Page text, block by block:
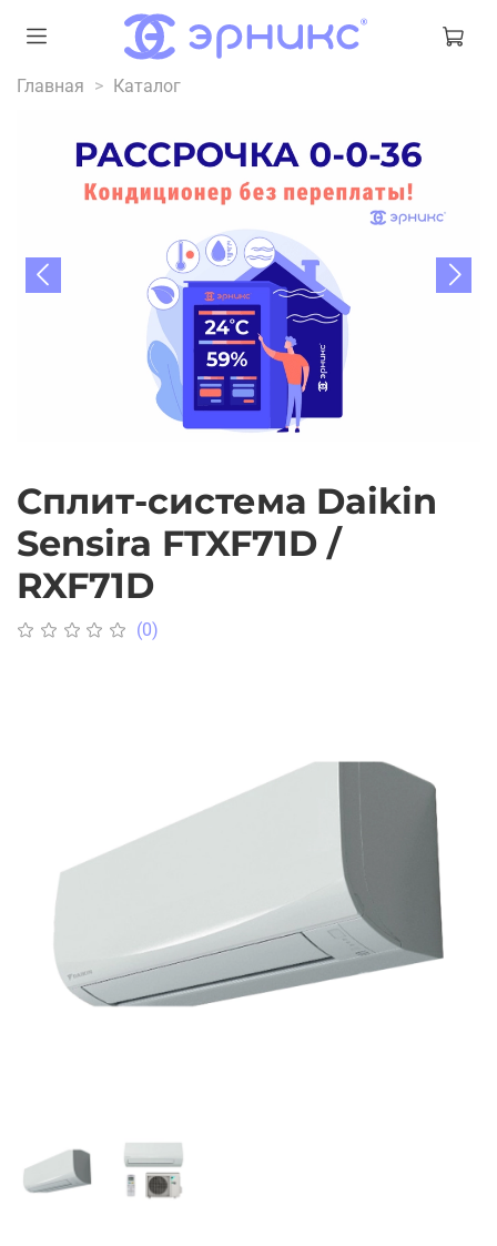
Главная Каталог
Сплит-система Daikin
Sensira FTXF71D /
RXF71D
(0)